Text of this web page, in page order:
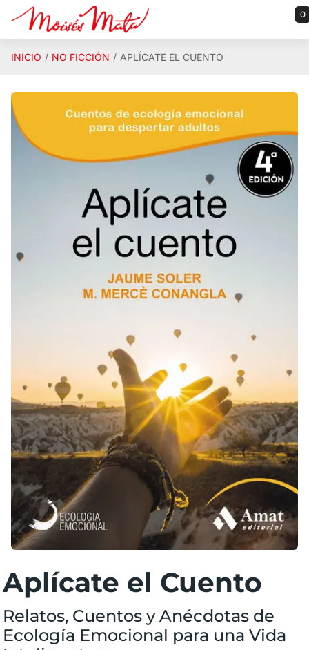
Saltar al contenido principal 0
INICIO NO FICCIÓN APLÍCATE EL CUENTO
Aplícate el Cuento
Relatos, Cuentos y Anécdotas de
Ecología Emocional para una Vida